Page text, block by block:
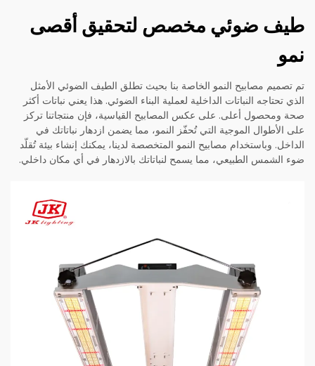
طيف ضوئي مخصص لتحقيق أقصى
نمو
تم تصميم مصابيح النمو الخاصة بنا بحيث تطلق الطيف الضوئي الأمثل
الذي تحتاجه النباتات الداخلية لعملية البناء الضوئي. هذا يعني نباتات أكثر
صحة ومحصول أعلى. على عكس المصابيح القياسية، فإن منتجاتنا تركز
على الأطوال الموجية التي تُحفّز النمو، مما يضمن ازدهار نباتاتك في
الداخل. وباستخدام مصابيح النمو المتخصصة لدينا، يمكنك إنشاء بيئة تُقلّد
ضوء الشمس الطبيعي، مما يسمح لنباتاتك بالازدهار في أي مكان داخلي.